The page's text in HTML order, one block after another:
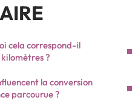
cela correspond-il
?
la conversion
parcourue ?